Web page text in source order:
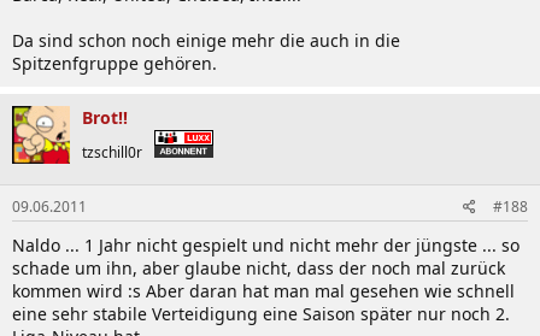
Da sind schon noch einige mehr die auch in die
Spitzenfgruppe gehören.
Brot!!
tzschill0r
09.06.2011 #188
Naldo ... 1 Jahr nicht gespielt und nicht mehr der jüngste ... so
schade um ihn, aber glaube nicht, dass der noch mal zurück
kommen wird :s Aber daran hat man mal gesehen wie schnell
eine sehr stabile Verteidigung eine Saison später nur noch 2.